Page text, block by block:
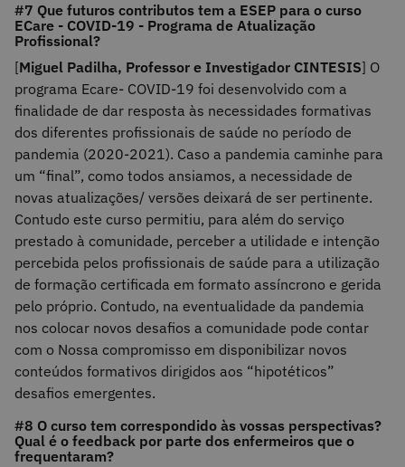
#7 Que futuros contributos tem a ESEP para o curso
ECare - COVID-19 - Programa de Atualização
Profissional?
[Miguel Padilha, Professor e Investigador CINTESIS] O
programa Ecare- COVID-19 foi desenvolvido com a
finalidade de dar resposta às necessidades formativas
dos diferentes profissionais de saúde no período de
pandemia (2020-2021). Caso a pandemia caminhe para
um “final”, como todos ansiamos, a necessidade de
novas atualizações/ versões deixará de ser pertinente.
Contudo este curso permitiu, para além do serviço
prestado à comunidade, perceber a utilidade e intenção
percebida pelos profissionais de saúde para a utilização
de formação certificada em formato assíncrono e gerida
pelo próprio. Contudo, na eventualidade da pandemia
nos colocar novos desafios a comunidade pode contar
com o Nossa compromisso em disponibilizar novos
conteúdos formativos dirigidos aos “hipotéticos”
desafios emergentes.
#8 O curso tem correspondido às vossas perspectivas?
Qual é o feedback por parte dos enfermeiros que o
frequentaram?